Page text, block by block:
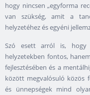
hogy nincsen „egyforma
van szükség, amit a
helyzetéhez és egyéni
Szó esett arról is, hogy
helyzetekben fontos,
fejlesztésében és a
között megvalósuló közös
és ünnepségek mind